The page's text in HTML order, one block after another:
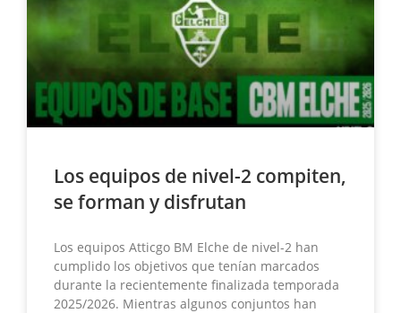
Los equipos de nivel-2 compiten,
se forman y disfrutan
Los equipos Atticgo BM Elche de nivel-2 han
cumplido los objetivos que tenían marcados
durante la recientemente finalizada temporada
2025/2026. Mientras algunos conjuntos han